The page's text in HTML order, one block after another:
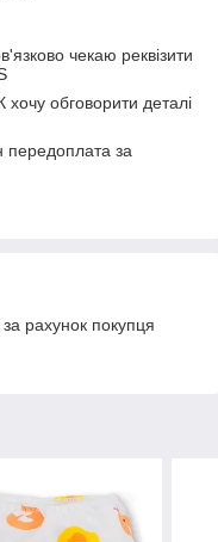
чекаю реквізити
обговорити деталі
передоплата за
рахунок покупця